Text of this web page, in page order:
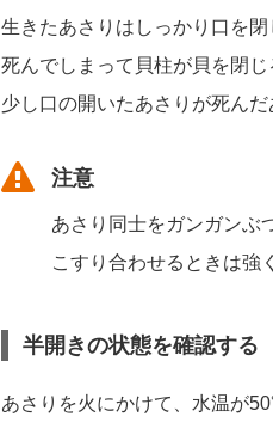
生きたあさりはしっかり口を
死んでしまって貝柱が貝を閉じ
少し口の開いたあさりが死んだ
注意
あさり同士をガンガンぶ
こすり合わせるときは強
半開きの状態を確認する
あさりを火にかけて、水温が